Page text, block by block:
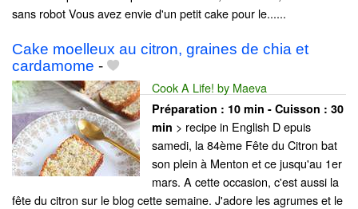
sans robot Vous avez envie d'un petit cake pour le......
Cake moelleux au citron, graines de chia et
cardamome -
Cook A Life! by Maeva
Préparation : 10 min - Cuisson : 30
min > recipe in English D epuis
samedi, la 84ème Fête du Citron bat
son plein à Menton et ce jusqu'au 1er
mars. A cette occasion, c'est aussi la
fête du citron sur le blog cette semaine. J'adore les agrumes et le